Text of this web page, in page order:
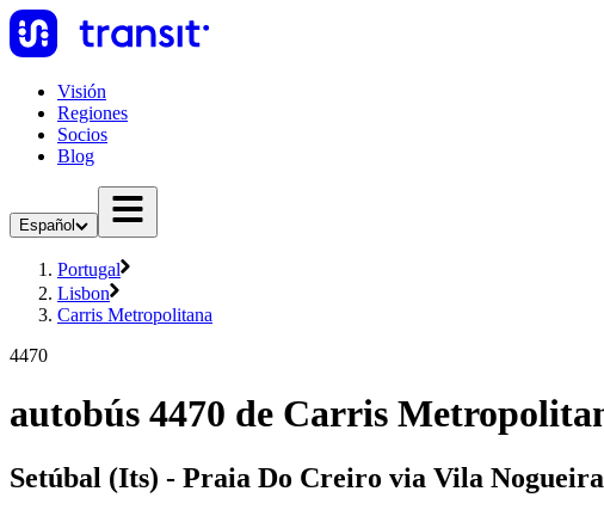
Visión
Regiones
Socios
Blog
Español
Portugal
Lisbon
Carris Metropolitana
4470
autobús 4470 de Carris
Setúbal (Its) - Praia Do Creiro via Vila